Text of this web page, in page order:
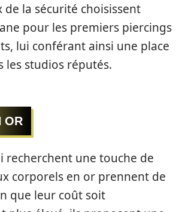
de la sécurité choisissent
pour les premiers piercings
lui conférant ainsi une place
les studios réputés.
OR
recherchent une touche de
corporels en or prennent de
que leur coût soit